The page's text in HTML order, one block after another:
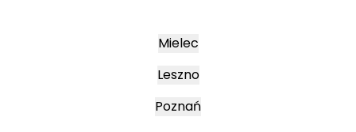
Mielec
Leszno
Poznań